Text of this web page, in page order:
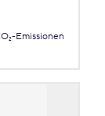
Emissionen